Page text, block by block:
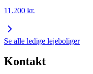
11.200 kr.
Se alle ledige lejeboliger
Kontakt